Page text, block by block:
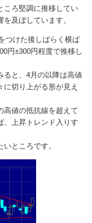
ころ堅調に推移してい
及ぼしています。
つけた後しばらく横ば
円±300円程度で推移し
ると、4月の以降は高値
切り上がる形が見え
高値の抵抗線を超えて
、上昇トレンド入りす
ところです。